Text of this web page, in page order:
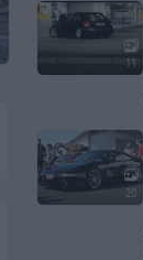
11
20